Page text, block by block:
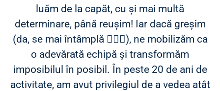
luăm de la capăt, cu și mai multă
determinare, până reușim! Iar dacă greșim
(da, se mai întâmplă 🤦🏻‍♂️), ne mobilizăm ca
o adevărată echipă și transformăm
imposibilul în posibil. În peste 20 de ani de
activitate, am avut privilegiul de a vedea atât